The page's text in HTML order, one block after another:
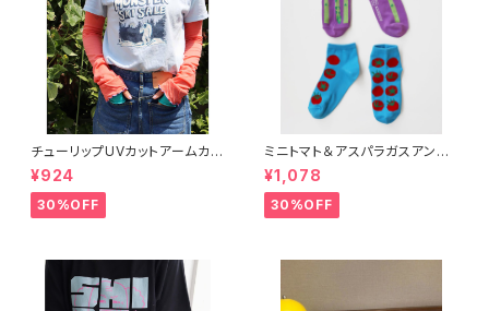
チューリップUVカットアームカバ
ー
¥924
30%OFF
ミニトマト＆アスパラガスアンク
ルソックス 2P
¥1,078
30%OFF